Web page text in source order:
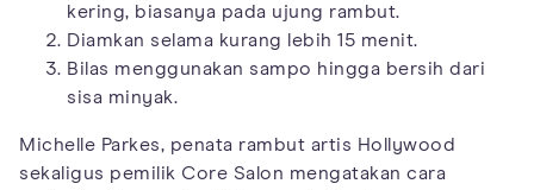
kering, biasanya pada ujung rambut.
Diamkan selama kurang lebih 15 menit.
Bilas menggunakan sampo hingga bersih dari
sisa minyak.
Michelle Parkes, penata rambut artis Hollywood
sekaligus pemilik Core Salon mengatakan cara